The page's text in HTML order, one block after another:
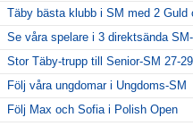
Täby bästa klubb i SM med 2 Guld
Se våra spelare i 3 direktsända
Stor Täby-trupp till Senior-SM 27-
Följ våra ungdomar i Ungdoms-SM
Följ Max och Sofia i Polish Open